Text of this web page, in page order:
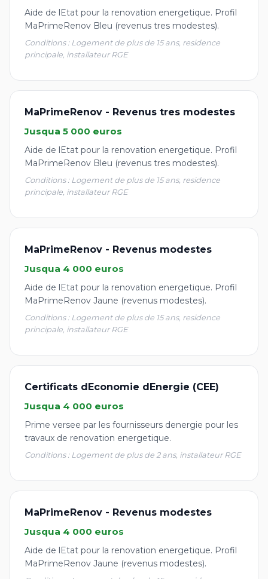
Aide de lEtat pour la renovation energetique. Profil
MaPrimeRenov Bleu (revenus tres modestes).
Conditions : Logement de plus de 15 ans, residence
principale, installateur RGE
MaPrimeRenov - Revenus tres modestes
Jusqua 5 000 euros
Aide de lEtat pour la renovation energetique. Profil
MaPrimeRenov Bleu (revenus tres modestes).
Conditions : Logement de plus de 15 ans, residence
principale, installateur RGE
MaPrimeRenov - Revenus modestes
Jusqua 4 000 euros
Aide de lEtat pour la renovation energetique. Profil
MaPrimeRenov Jaune (revenus modestes).
Conditions : Logement de plus de 15 ans, residence
principale, installateur RGE
Certificats dEconomie dEnergie (CEE)
Jusqua 4 000 euros
Prime versee par les fournisseurs denergie pour les
travaux de renovation energetique.
Conditions : Logement de plus de 2 ans, installateur RGE
MaPrimeRenov - Revenus modestes
Jusqua 4 000 euros
Aide de lEtat pour la renovation energetique. Profil
MaPrimeRenov Jaune (revenus modestes).